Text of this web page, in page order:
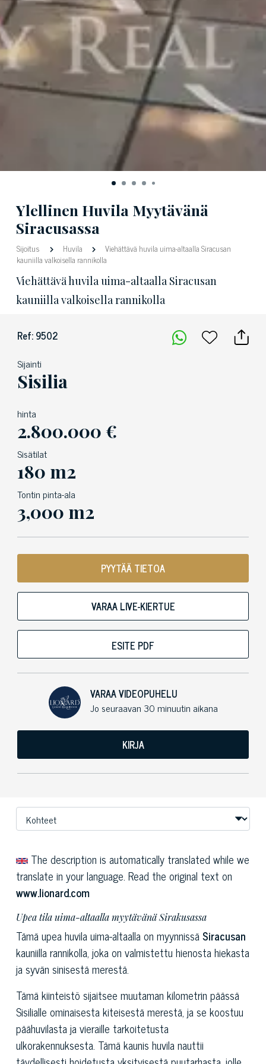
Ylellinen Huvila Myytävänä
Siracusassa
Sijoitus Huvila
Viehättävä huvila uima-altaalla Siracusan
kauniilla valkoisella rannikolla
Viehättävä huvila uima-altaalla Siracusan
kauniilla valkoisella rannikolla
Ref: 9502
Sijainti
Sisilia
hinta
2.800.000 €
Sisätilat
180 m2
Tontin pinta-ala
3,000 m2
PYYTÄÄ TIETOA
VARAA LIVE-KIERTUE
ESITE PDF
VARAA VIDEOPUHELU
Jo seuraavan 30 minuutin aikana
KIRJA
The description is automatically translated while we
translate in your language. Read the original text on
www.lionard.com
Upea tila uima-altaalla myytävänä Sirakusassa
Tämä upea huvila uima-altaalla on myynnissäSiracusan
kauniilla rannikolla, joka on valmistettu hienosta hiekasta
ja syvän sinisestä merestä.
Tämä kiinteistö sijaitsee muutaman kilometrin päässä
Sisilialle ominaisesta kiteisestä merestä, ja se koostuu
päähuvilasta ja vieraille tarkoitetusta
ulkorakennuksesta. Tämä kaunis huvila nauttii